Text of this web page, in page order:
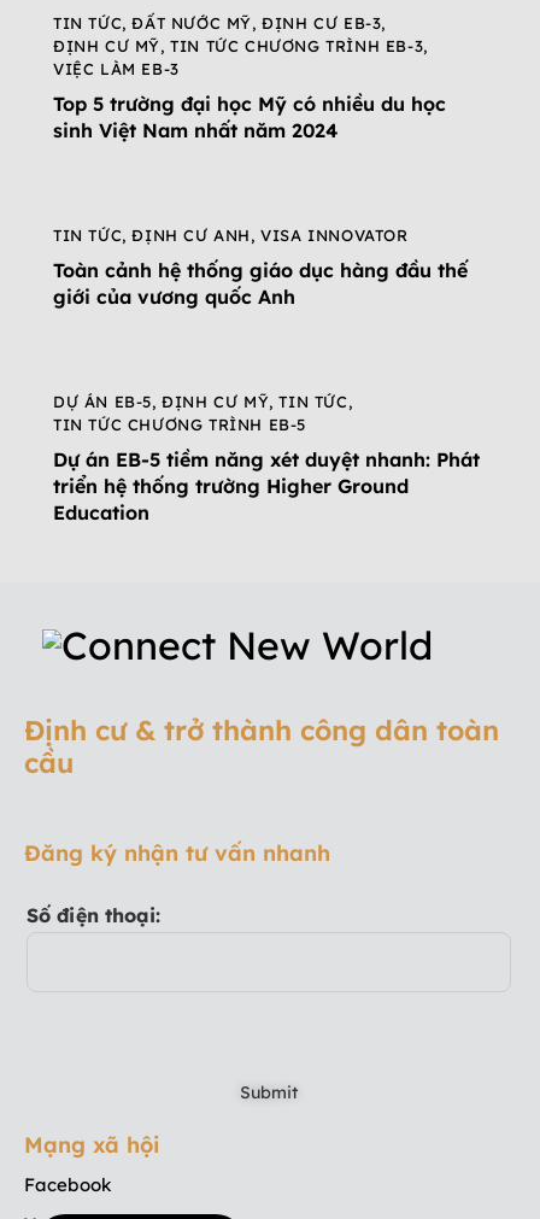
TIN TỨC,ĐẤT NƯỚC MỸ,ĐỊNH CƯ EB-3,
ĐỊNH CƯ MỸ,TIN TỨC CHƯƠNG TRÌNH EB-3,
VIỆC LÀM EB-3
Top 5 trường đại học Mỹ có nhiều du học
sinh Việt Nam nhất năm 2024
TIN TỨC,ĐỊNH CƯ ANH,VISA INNOVATOR
Toàn cảnh hệ thống giáo dục hàng đầu thế
giới của vương quốc Anh
DỰ ÁN EB-5,ĐỊNH CƯ MỸ,TIN TỨC,
TIN TỨC CHƯƠNG TRÌNH EB-5
Dự án EB-5 tiềm năng xét duyệt nhanh: Phát
triển hệ thống trường Higher Ground
Education
Định cư & trở thành công dân toàn
cầu
Đăng ký nhận tư vấn nhanh
Số điện thoại:
Mạng xã hội
Facebook